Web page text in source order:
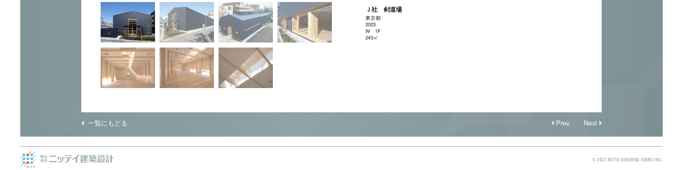
Ｊ社 剣道場
東京都
2023
W 1F
243㎡
一覧にもどる Prev. Next
© 2022 NITTEI KENCHIKU SEKKEI INC.